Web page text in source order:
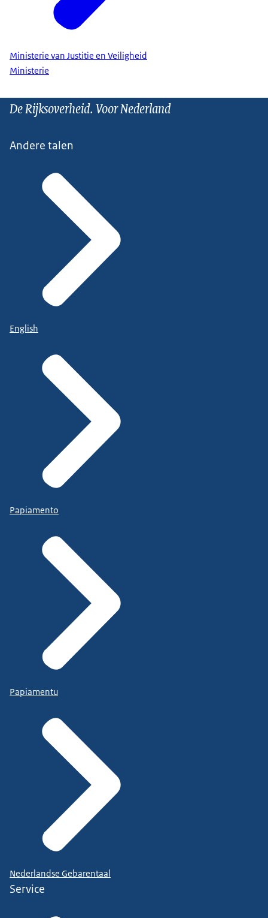
Ministerie van Justitie en Veiligheid
Ministerie
De Rijksoverheid. Voor Nederland
Andere talen
English
Papiamento
Papiamentu
Nederlandse Gebarentaal
Service